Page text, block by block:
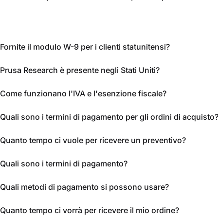
Fornite il modulo W-9 per i clienti statunitensi?
Prusa Research è presente negli Stati Uniti?
Come funzionano l'IVA e l'esenzione fiscale?
Quali sono i termini di pagamento per gli ordini di acquisto?
Quanto tempo ci vuole per ricevere un preventivo?
Quali sono i termini di pagamento?
Quali metodi di pagamento si possono usare?
Quanto tempo ci vorrà per ricevere il mio ordine?